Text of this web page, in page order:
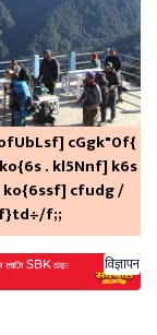
cGgk"0f{
. kl5Nnf] k6s
cfudg /
f;;
विज्ञापन